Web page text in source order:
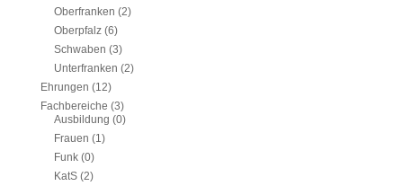
Oberfranken (2)
Oberpfalz(6)
Schwaben (3)
Unterfranken (2)
Ehrungen (12)
Fachbereiche (3)
Ausbildung (0)
Frauen (1)
Funk(0)
KatS(2)